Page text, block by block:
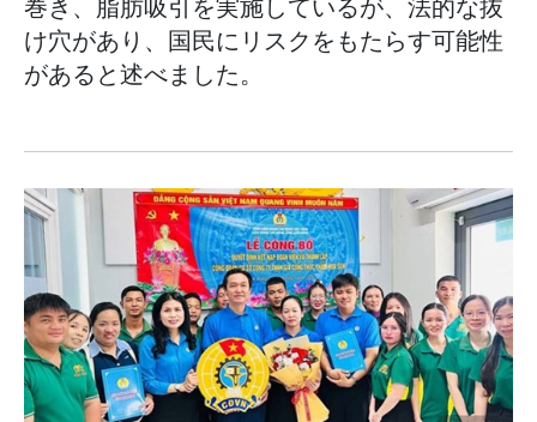
巻き、脂肪吸引を実施しているが、法的な抜
け穴があり、国民にリスクをもたらす可能性
があると述べました。